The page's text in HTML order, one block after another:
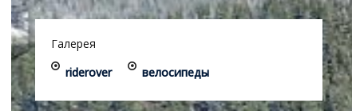
Галерея
riderover
велосипеды